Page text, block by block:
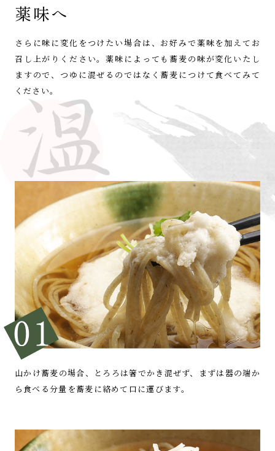
薬味へ
さらに味に変化をつけたい場合は、お好みで薬味を加えてお
召し上がりください。薬味によっても蕎麦の味が変化いたし
ますので、 つゆに混ぜるのではなく蕎麦につけて食べてみて
ください。
山かけ蕎麦の場合、 とろろは箸でかき混ぜず、
まずは器の端か
ら食べる分量を蕎麦に絡めて口に運びます。